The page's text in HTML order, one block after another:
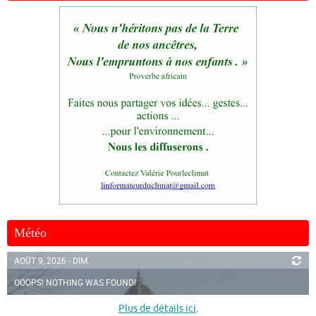
Météo
AOÛT 9, 2026 - DIM.
OOOPS! NOTHING WAS FOUND!
Plus de détails ici.